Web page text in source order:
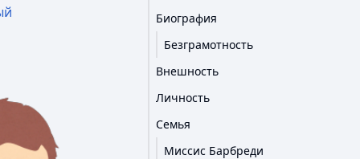
Биография
Безграмотность
Внешность
Личность
Семья
Миссис Барбреди